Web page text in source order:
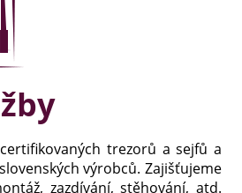
trezorů a sejfů a
výrobců. Zajišťujeme
zazdívání, stěhování, atd.